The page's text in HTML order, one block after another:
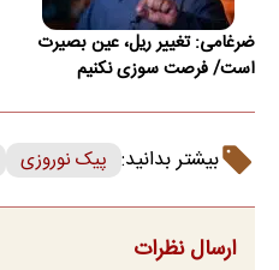
ضرغامی: تغییر ریل، عین بصیرت
است/ فرصت سوزی نکنیم
بیشتر بدانید: پیک نوروزی
ارسال نظرات